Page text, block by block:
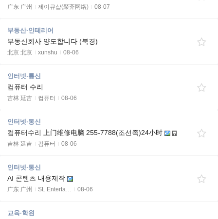
广东 广州 제이큐샵(聚齐网络) 08-07
부동산·인테리어
부동산회사 양도합니다 (북경)
北京 北京 xunshu 08-06
인터넷·통신
컴퓨터 수리
吉林 延吉 컴퓨터 08-06
인터넷·통신
컴퓨터수리 上门维修电脑 255-7788(조선족)24小时
吉林 延吉 컴퓨터 08-06
인터넷·통신
AI 콘텐츠 내용제작
广东 广州 SL Enterta… 08-06
교육·학원